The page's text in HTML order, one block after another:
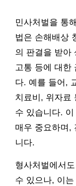
민사처벌을 통
법은 손해배상
의 판결을 받아
고통 등에 대한
다. 예를 들어,
치료비, 위자료
수 있습니다.
매우 중요하며,
니다.
형사처벌에서
수 있으나, 이